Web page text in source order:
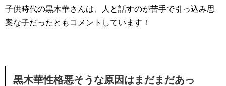
子供時代の黒木華さんは、人と話すのが苦手で引っ込み思
案な子だったともコメントしています！
黒木華性格悪そうな原因はまだまだあっ